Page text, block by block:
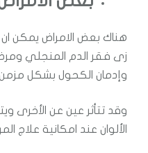
هناك بعض الامراض يمكن ان
زى فقر الدم المنجلي ومرض
وإدمان الكحول بشكل مزمن ،
وقد تتأثر عين عن الأخرى
الألوان عند امكانية علاج